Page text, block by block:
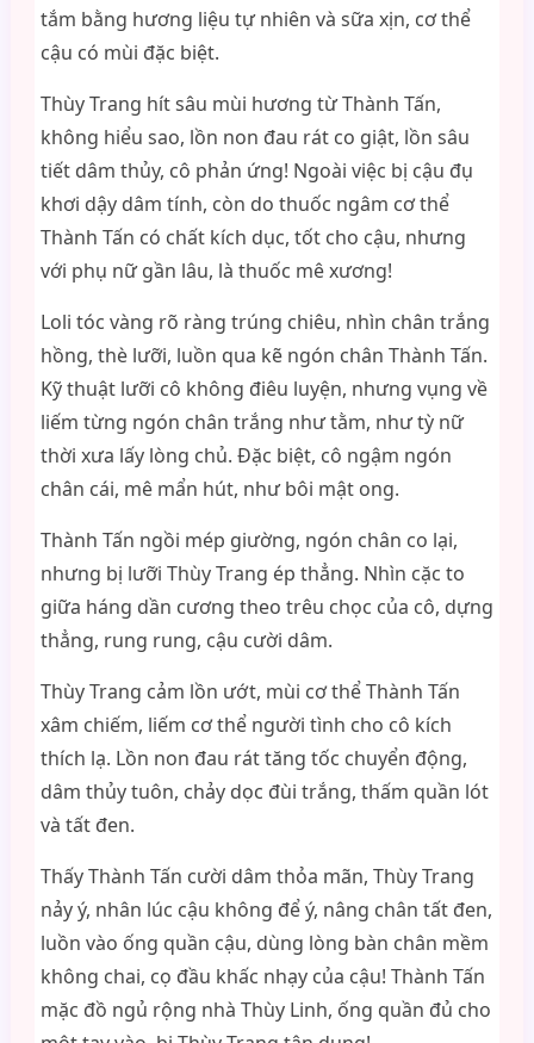
tắm bằng hương liệu tự nhiên và sữa xịn, cơ thể
cậu có mùi đặc biệt.
Thùy Trang hít sâu mùi hương từ Thành Tấn,
không hiểu sao, lồn non đau rát co giật, lồn sâu
tiết dâm thủy, cô phản ứng! Ngoài việc bị cậu đụ
khơi dậy dâm tính, còn do thuốc ngâm cơ thể
Thành Tấn có chất kích dục, tốt cho cậu, nhưng
với phụ nữ gần lâu, là thuốc mê xương!
Loli tóc vàng rõ ràng trúng chiêu, nhìn chân trắng
hồng, thè lưỡi, luồn qua kẽ ngón chân Thành Tấn.
Kỹ thuật lưỡi cô không điêu luyện, nhưng vụng về
liếm từng ngón chân trắng như tằm, như tỳ nữ
thời xưa lấy lòng chủ. Đặc biệt, cô ngậm ngón
chân cái, mê mẩn hút, như bôi mật ong.
Thành Tấn ngồi mép giường, ngón chân co lại,
nhưng bị lưỡi Thùy Trang ép thẳng. Nhìn cặc to
giữa háng dần cương theo trêu chọc của cô, dựng
thẳng, rung rung, cậu cười dâm.
Thùy Trang cảm lồn ướt, mùi cơ thể Thành Tấn
xâm chiếm, liếm cơ thể người tình cho cô kích
thích lạ. Lồn non đau rát tăng tốc chuyển động,
dâm thủy tuôn, chảy dọc đùi trắng, thấm quần lót
và tất đen.
Thấy Thành Tấn cười dâm thỏa mãn, Thùy Trang
nảy ý, nhân lúc cậu không để ý, nâng chân tất đen,
luồn vào ống quần cậu, dùng lòng bàn chân mềm
không chai, cọ đầu khấc nhạy của cậu! Thành Tấn
mặc đồ ngủ rộng nhà Thùy Linh, ống quần đủ cho